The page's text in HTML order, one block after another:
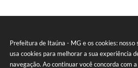
Prefeitura de Itaúna - MG e os cookies: nosso
usa cookies para melhorar a sua experiência
navegação. Ao continuar você concorda com a